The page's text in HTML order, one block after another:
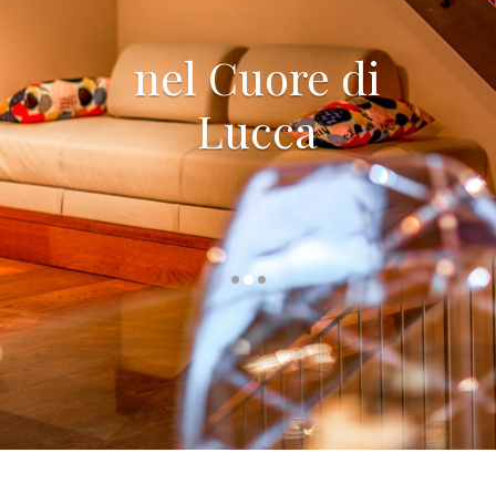
in Totale Comfort